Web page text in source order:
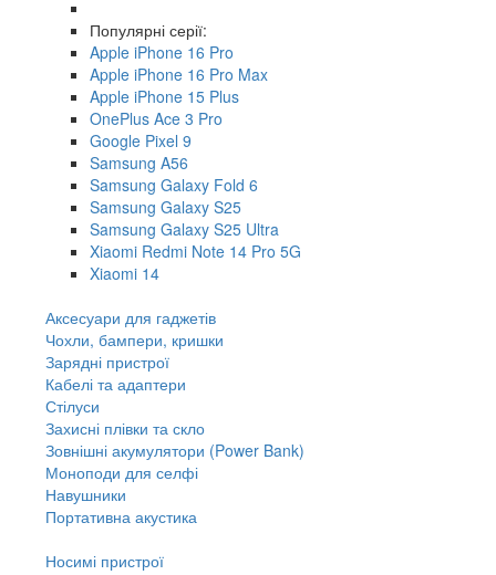
Популярні серії:
Apple iPhone 16 Pro
Apple iPhone 16 Pro Max
Apple iPhone 15 Plus
OnePlus Ace 3 Pro
Google Pixel 9
Samsung A56
Samsung Galaxy Fold 6
Samsung Galaxy S25
Samsung Galaxy S25 Ultra
Xiaomi Redmi Note 14 Pro 5G
Xiaomi 14
Аксесуари для гаджетів
Чохли, бампери, кришки
Зарядні пристрої
Кабелі та адаптери
Стілуси
Захисні плівки та скло
Зовнішні акумулятори (Power Bank)
Моноподи для селфі
Навушники
Портативна акустика
Носимі пристрої